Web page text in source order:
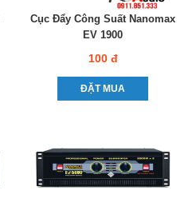
Cục Đẩy Công Suất Nanomax
EV 1900
100 đ
ĐẶT MUA